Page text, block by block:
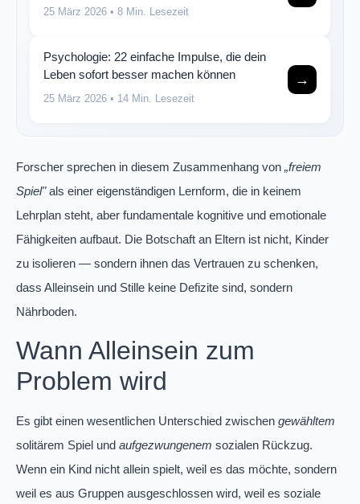
25 März 2026 • 8 Min. Lesezeit
Psychologie: 22 einfache Impulse, die dein
Leben sofort besser machen können
25 März 2026 • 14 Min. Lesezeit
→
Forscher sprechen in diesem Zusammenhang von „freiem
Spiel"als einer eigenständigen Lernform, die in keinem
Lehrplan steht, aber fundamentale kognitive und emotionale
Fähigkeiten aufbaut. Die Botschaft an Eltern ist nicht, Kinder
zu isolieren — sondern ihnen das Vertrauen zu schenken,
dass Alleinsein und Stille keine Defizite sind, sondern
Nährboden.
Wann Alleinsein zum
Problem wird
Es gibt einen wesentlichen Unterschied zwischen gewähltem
solitärem Spiel und aufgezwungenem sozialen Rückzug.
Wenn ein Kind nicht allein spielt, weil es das möchte, sondern
weil es aus Gruppen ausgeschlossen wird, weil es soziale